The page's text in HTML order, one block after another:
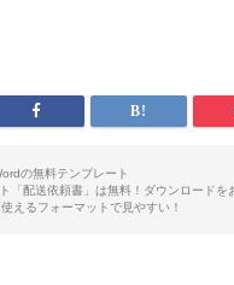
の無料テンプレート
「配送依頼書」は無料！ダウンロードを
えるフォーマットで見やすい！